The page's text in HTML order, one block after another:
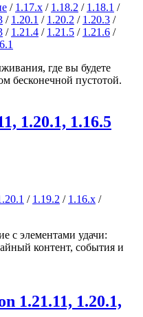
/ 1.17.x / 1.18.2 / 1.18.1 /
/ 1.20.1 / 1.20.2 / 1.20.3 /
/ 1.21.4 / 1.21.5 / 1.21.6 /
где вы будете
бесконечной пустотой.
1.20.1, 1.16.5
/ 1.19.2 / 1.16.x /
с элементами удачи:
контент, события и
1.21.11, 1.20.1,